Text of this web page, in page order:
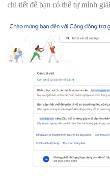
chi tiết để bạn có thể tự mình